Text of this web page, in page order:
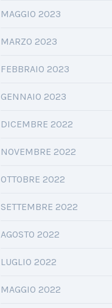
MAGGIO 2023
MARZO 2023
FEBBRAIO 2023
GENNAIO 2023
DICEMBRE 2022
NOVEMBRE 2022
OTTOBRE 2022
SETTEMBRE 2022
AGOSTO 2022
LUGLIO 2022
MAGGIO 2022